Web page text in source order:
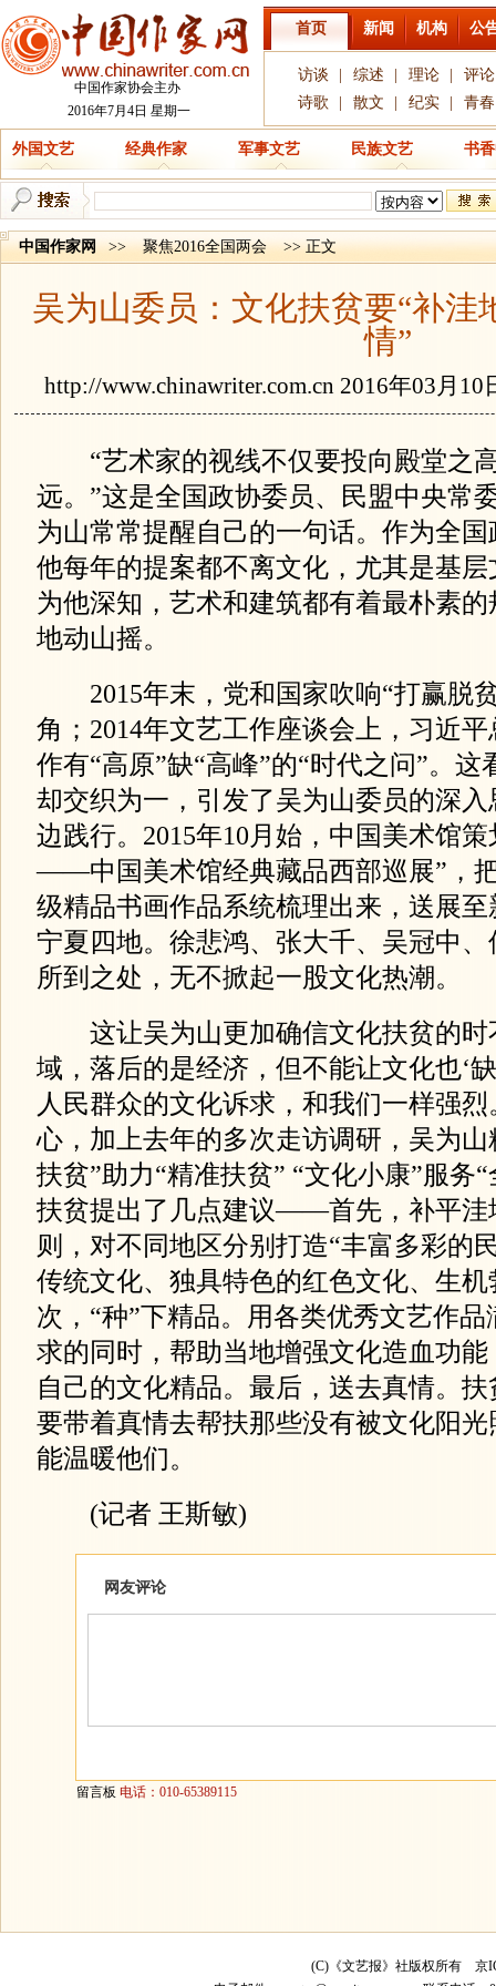
中国作家协会主办
2016年7月4日 星期一
首页 新闻 机构 公
访谈 综述 理论
评论
诗歌
散文 纪实 青春
外国文艺 经典作家 军事文艺 民族文艺 书
中国作家网 >> 聚焦2016全国两会 >> 正文
吴为山委员：文化扶贫要“补洼
情”
http://www.chinawriter.com.cn 2016年03月10
“艺术家的视线不仅要投向殿堂之
远。”这是全国政协委员、民盟中央常
为山常常提醒自己的一句话。作为全
他每年的提案都不离文化，尤其是基
为他深知，艺术和建筑都有着最朴素
地动山摇。
2015年末，党和国家吹响“打赢脱
角；2014年文艺工作座谈会上，习近
作有“高原”缺“高峰”的“时代之问”。
却交织为一，引发了吴为山委员的深
边践行。2015年10月始，中国美术馆
——中国美术馆经典藏品西部巡展”，
级精品书画作品系统梳理出来，送展
宁夏四地。徐悲鸿、张大千、吴冠中
所到之处，无不掀起一股文化热潮。
这让吴为山更加确信文化扶贫的时
域，落后的是经济，但不能让文化也‘
人民群众的文化诉求，和我们一样强
心，加上去年的多次走访调研，吴为
扶贫”助力“精准扶贫” “文化小康”服务
扶贫提出了几点建议——首先，补平洼
则，对不同地区分别打造“丰富多彩的
传统文化、独具特色的红色文化、生
次，“种”下精品。用各类优秀文艺作
求的同时，帮助当地增强文化造血功能
自己的文化精品。最后，送去真情。
要带着真情去帮扶那些没有被文化阳
能温暖他们。
(记者 王斯敏)
网友评论
留言板 电话：010-65389115
(C)《文艺报》社版权所有 京